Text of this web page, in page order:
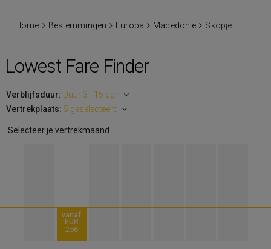
Home Bestemmingen Europa Macedonie Skopje
Lowest Fare Finder
Verblijfsduur: Duur 3 - 15 dgn
Vertrekplaats: 5 geselecteerd
Selecteer je vertrekmaand
vanaf
EUR
256